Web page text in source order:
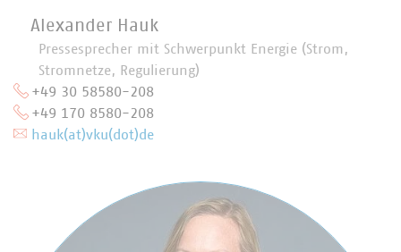
Alexander Hauk
Pressesprecher mit Schwerpunkt Energie (Strom,
Stromnetze, Regulierung)
+49 30 58580-208
+49 170 8580-208
hauk(at)vku(dot)de